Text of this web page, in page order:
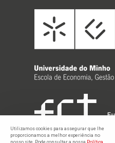
Utilizamos cookies para assegurar que lhe
proporcionamos a melhor experiência no
nosso site. Pode consultar a nossa Política